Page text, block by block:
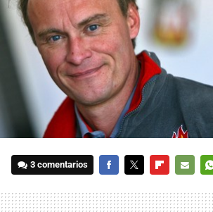
3 comentarios
MAIL